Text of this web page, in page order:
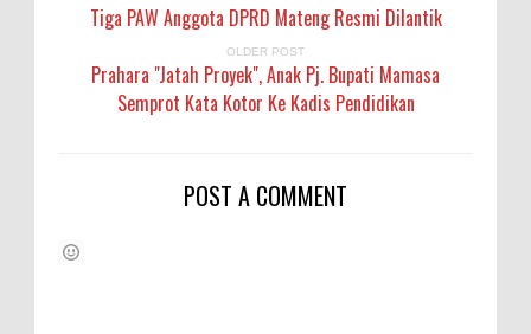
Tiga PAW Anggota DPRD Mateng Resmi Dilantik
OLDER POST
Prahara "Jatah Proyek", Anak Pj. Bupati Mamasa
Semprot Kata Kotor Ke Kadis Pendidikan
POST A COMMENT